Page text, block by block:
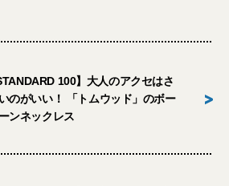
100】大人のアクセはさ
のがいい！ 「トムウッド」のボー
ンネックレス
>